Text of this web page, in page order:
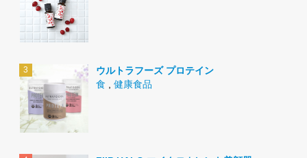
ウルトラフーズ プロテイン
食
健康食品